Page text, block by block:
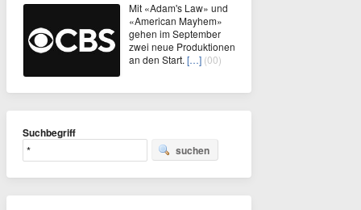
Mit «Adam's Law» und
«American Mayhem»
gehen im September
zwei neue Produktionen
an den Start.[…] (00)
Suchbegriff
suchen